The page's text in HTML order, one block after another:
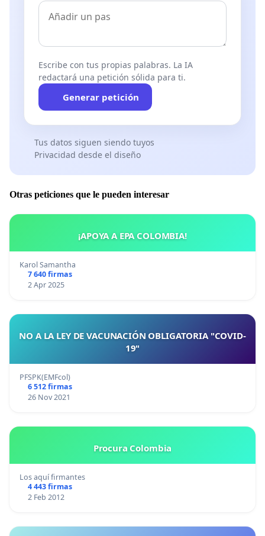
Escribe con tus propias palabras. La IA
redactará una petición sólida para ti.
Generar petición
Tus datos siguen siendo tuyos
Privacidad desde el diseño
Otras peticiones que le pueden interesar
¡APOYA A EPA COLOMBIA!
Karol Samantha
7 640 firmas
2 Apr 2025
NO A LA LEY DE VACUNACIÓN OBLIGATORIA "COVID-
19"
PFSPK(EMFcol)
6 512 firmas
26 Nov 2021
Procura Colombia
Los aquí firmantes
4 443 firmas
2 Feb 2012